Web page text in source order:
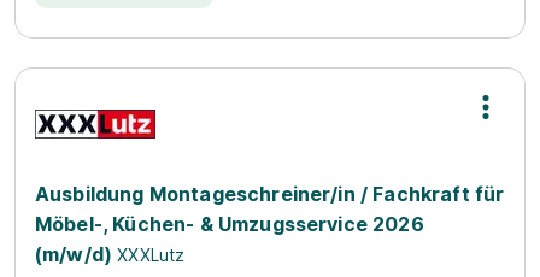
Ausbildung Montageschreiner/in / Fachkraft für
Möbel-, Küchen- & Umzugsservice 2026
(m/w/d) XXXLutz